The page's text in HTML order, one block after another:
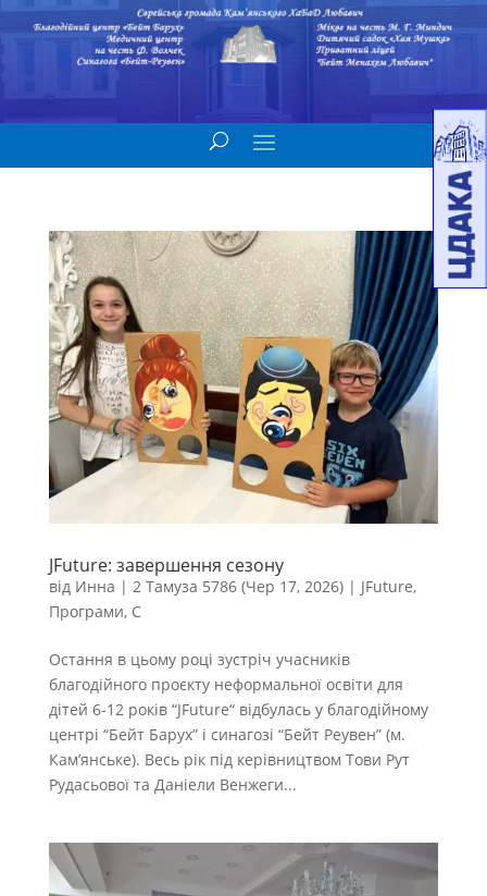
JFuture: завершення сезону
від Инна | 2 Тамуза 5786 (Чер 17, 2026)| JFuture,
Програми, С
Остання в цьому році зустріч учасників
благодійного проєкту неформальної освіти для
дітей 6-12 років “JFuture“ відбулась у благодійному
центрі “Бейт Барух” і синагозі “Бейт Реувен” (м.
Кам’янське). Весь рік під керівництвом Тови Рут
Рудасьової та Даніели Венжеги...